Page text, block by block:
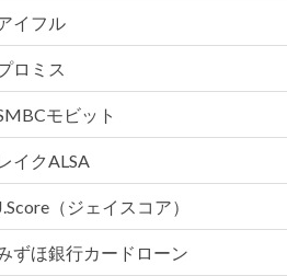
イフル
ロミス
モビット
イクALSA
J.Score（ジェイスコア）
ずほ銀行カードローン